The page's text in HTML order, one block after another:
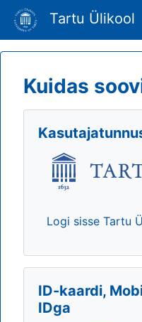
Tartu Ülikool
Kuidas
Logi sisse Tartu
ID-kaardi,
IDga